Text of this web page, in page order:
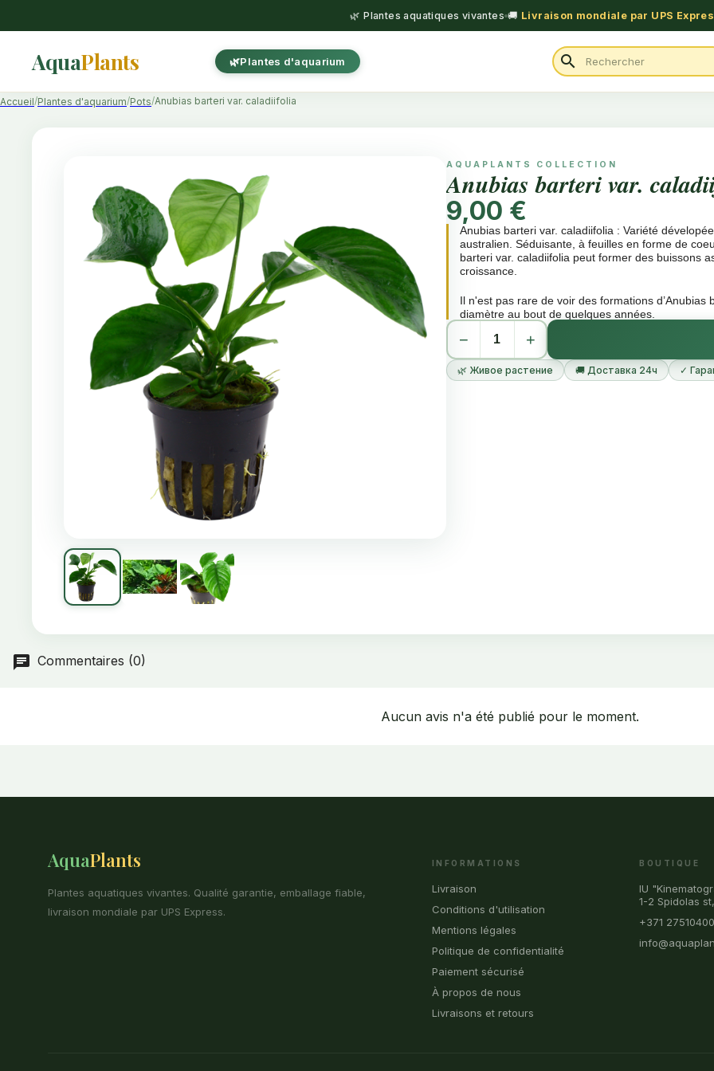
🌿 Plantes aquatiques vivantes 🚚 Livraison mondiale par UPS
AquaPlants Plantes d'aquarium search
Accueil Plantes d'aquarium Pots Anubias barteri var. caladiifolia
AQUAPLANTS COLLECTION
Anubias barteri var.
9,00 €
Anubias barteri var. caladiifolia : Variété
australien. Séduisante, à feuilles en forme de
barteri var. caladiifolia peut former des buissons
croissance.
Il n'est pas rare de voir des formations
diamètre au bout de quelques années.
− +
🌿 Живое растение 🚚 Доставка 24ч ✓
Commentaires (0)
Aucun avis n'a été publié pour le moment.
AquaPlants
Plantes aquatiques vivantes. Qualité garantie, emballage fiable,
livraison mondiale par UPS Express.
INFORMATIONS
Livraison
Conditions d'utilisation
Mentions légales
Politique de confidentialité
Paiement sécurisé
À propos de nous
Livraisons et retours
BOUTIQUE
IU
1-2 Spidolas
+371